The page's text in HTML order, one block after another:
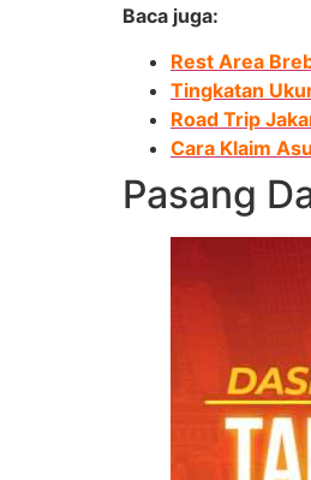
Baca juga:
Rest Area
Tingkatan
Road Trip
Cara Klaim
Pasang